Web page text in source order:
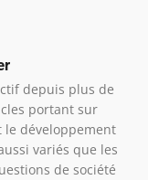
depuis plus de
portant sur
le développement
variés que les
de société